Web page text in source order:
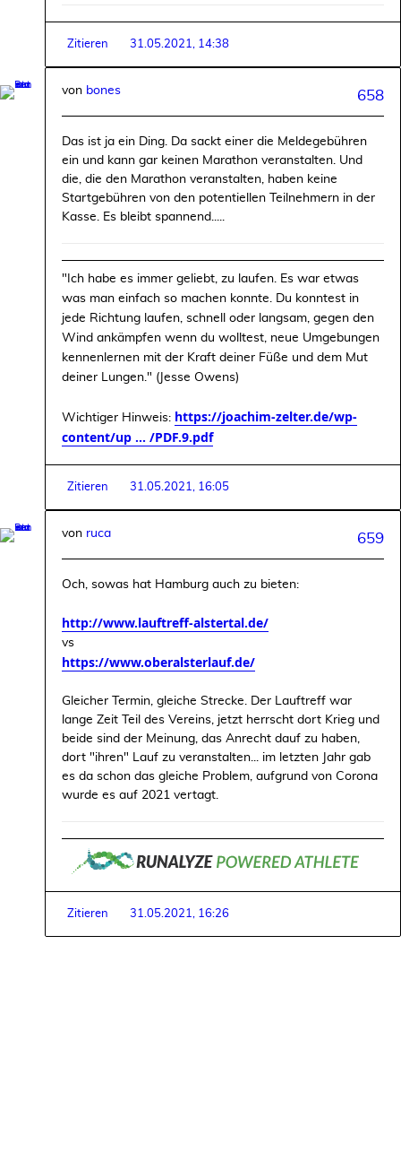
Zitieren 31.05.2021, 14:38
658
von bones
Das ist ja ein Ding. Da sackt einer die Meldegebühren
ein und kann gar keinen Marathon veranstalten. Und
die, die den Marathon veranstalten, haben keine
Startgebühren von den potentiellen Teilnehmern in der
Kasse. Es bleibt spannend.....
"Ich habe es immer geliebt, zu laufen. Es war etwas
was man einfach so machen konnte. Du konntest in
jede Richtung laufen, schnell oder langsam, gegen den
Wind ankämpfen wenn du wolltest, neue Umgebungen
kennenlernen mit der Kraft deiner Füße und dem Mut
deiner Lungen." (Jesse Owens)
Wichtiger Hinweis: https://joachim-zelter.de/wp-
content/up ... /PDF.9.pdf
Zitieren 31.05.2021, 16:05
659
von ruca
Och, sowas hat Hamburg auch zu bieten:
http://www.lauftreff-alstertal.de/
vs
https://www.oberalsterlauf.de/
Gleicher Termin, gleiche Strecke. Der Lauftreff war
lange Zeit Teil des Vereins, jetzt herrscht dort Krieg und
beide sind der Meinung, das Anrecht dauf zu haben,
dort "ihren" Lauf zu veranstalten... im letzten Jahr gab
es da schon das gleiche Problem, aufgrund von Corona
wurde es auf 2021 vertagt.
Zitieren 31.05.2021, 16:26